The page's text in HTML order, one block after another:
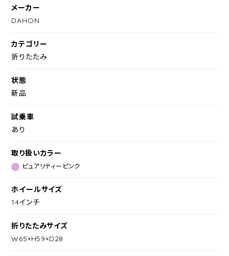
メーカー
DAHON
カテゴリー
折りたたみ
状態
新品
試乗車
あり
取り扱いカラー
ピュアリティーピンク
ホイールサイズ
14インチ
折りたたみサイズ
W65×H59×D28